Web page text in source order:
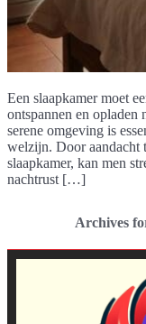
Een slaapkamer moet
ontspannen en opladen
serene omgeving is
welzijn. Door aandacht
slaapkamer, kan men
nachtrust […]
Archives